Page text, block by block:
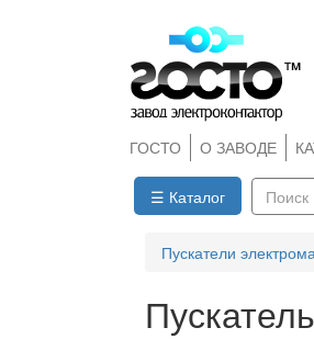
ГОСТО О ЗАВОДЕ
☰ Каталог
Пускатели